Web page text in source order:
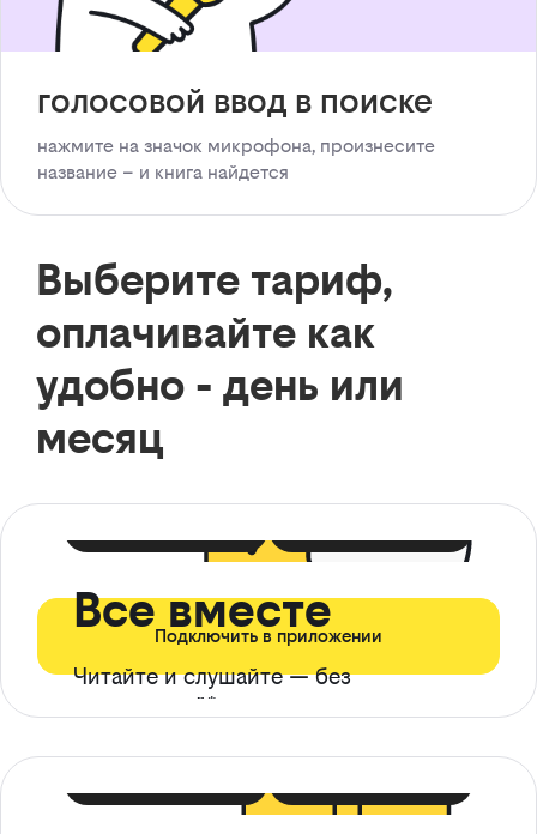
голосовой ввод в поиске
нажмите на значок микрофона, произнесите
название – и книга найдется
Выберите тариф,
оплачивайте как
удобно - день или
месяц
Все вместе
Читайте и слушайте — без
ограничений*
Подключить в приложении